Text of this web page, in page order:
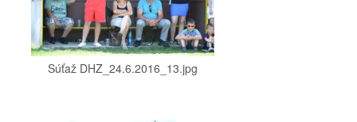
Súťaž DHZ_24.6.2016_13.jpg